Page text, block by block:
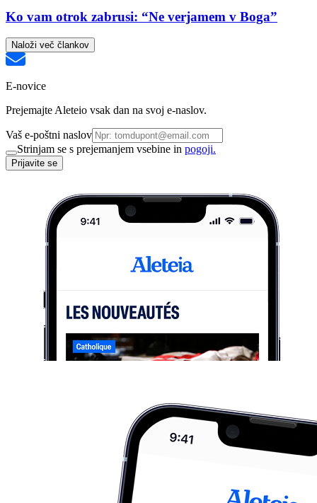
Ko vam otrok zabrusi: “Ne verjamem v Boga”
Naloži več člankov
E-novice
Prejemajte Aleteio vsak dan na svoj e-naslov.
Vaš e-poštni naslov
Strinjam se s prejemanjem vsebine in pogoji.
Prijavite se